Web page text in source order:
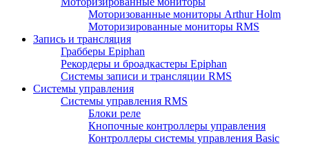
Моторизованные мониторы Arthur Holm
Моторизированные мониторы RMS
Запись и трансляция
Грабберы Epiphan
Рекордеры и броадкастеры Epiphan
Системы записи и трансляции RMS
Системы управления
Системы управления RMS
Блоки реле
Кнопочные контроллеры управления
Контроллеры системы управления Basic